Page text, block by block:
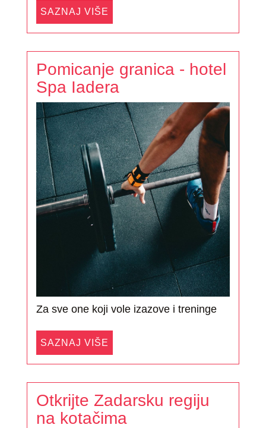
SAZNAJ VIŠE
Pomicanje granica - hotel
Spa Iadera
Za sve one koji vole izazove i treninge
SAZNAJ VIŠE
Otkrijte Zadarsku regiju
na kotačima